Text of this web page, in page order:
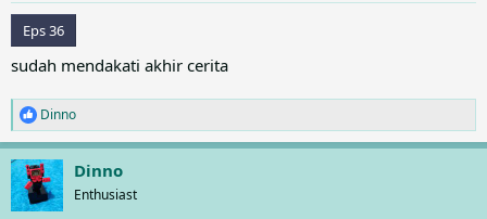
Eps 36
sudah mendakati akhir cerita
R
e
a
c
t
i
Dinno
Dinno
Enthusiast